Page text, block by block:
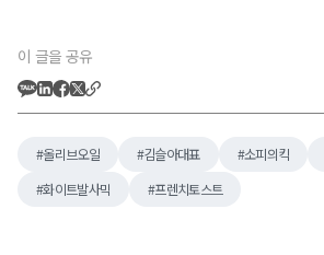
이 글을 공유
올리브오일 김슬아대표 소피의킥
화이트발사믹
프렌치토스트